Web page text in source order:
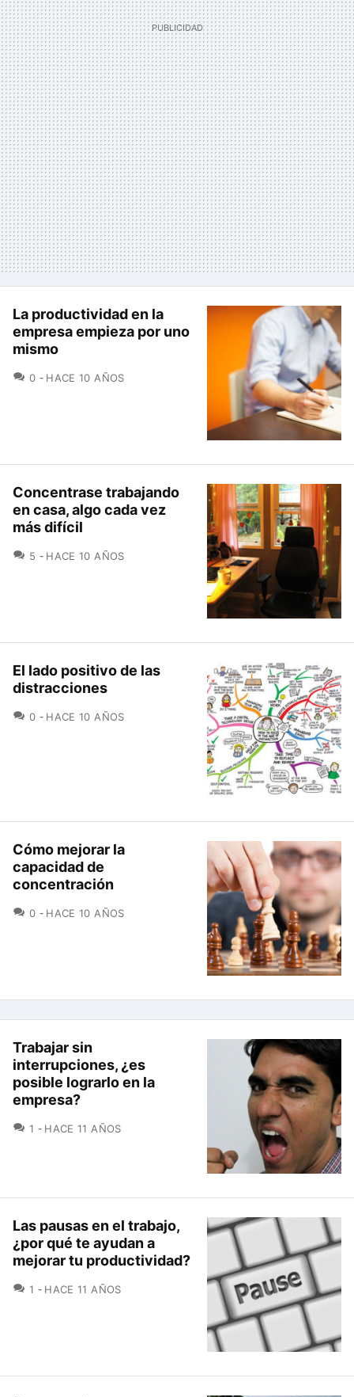
La productividad en la
empresa empieza por uno
mismo
0 COMENTARIOS
HACE 10 AÑOS
Concentrase trabajando
en casa, algo cada vez
más difícil
5 COMENTARIOS
HACE 10 AÑOS
El lado positivo de las
distracciones
0 COMENTARIOS
HACE 10 AÑOS
Cómo mejorar la
capacidad de
concentración
0 COMENTARIOS
HACE 10 AÑOS
Trabajar sin
interrupciones, ¿es
posible lograrlo en la
empresa?
1 COMENTARIOS
HACE 11 AÑOS
Las pausas en el trabajo,
¿por qué te ayudan a
mejorar tu productividad?
1 COMENTARIOS
HACE 11 AÑOS